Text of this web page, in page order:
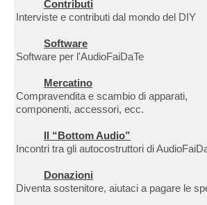
Contributi
Interviste e contributi dal mondo del DIY
Software
Software per l'AudioFaiDaTe
Mercatino
Compravendita e scambio di apparati,
componenti, accessori, ecc.
Il “Bottom Audio”
Incontri tra gli autocostruttori di
Donazioni
Diventa sostenitore, aiutaci a pagare le